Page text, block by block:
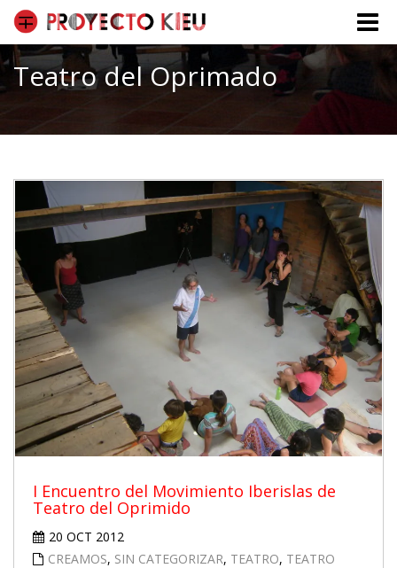
Toggle
Teatro del Oprimado
I Encuentro del Movimiento Iberislas de
Teatro del Oprimido
20 OCT 2012
CREAMOS, SIN CATEGORIZAR, TEATRO, TEATRO